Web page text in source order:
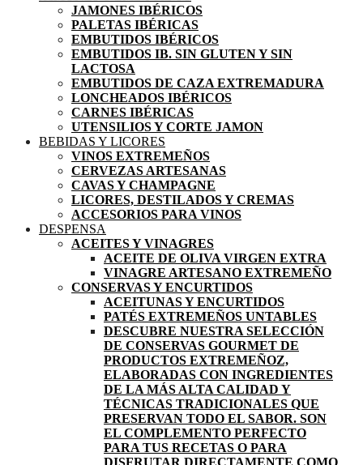
JAMONES IBÉRICOS
PALETAS IBÉRICAS
EMBUTIDOS IBÉRICOS
EMBUTIDOS IB. SIN GLUTEN Y SIN
LACTOSA
EMBUTIDOS DE CAZA EXTREMADURA
LONCHEADOS IBÉRICOS
CARNES IBÉRICAS
UTENSILIOS Y CORTE JAMON
BEBIDAS Y LICORES
VINOS EXTREMEÑOS
CERVEZAS ARTESANAS
CAVAS Y CHAMPAGNE
LICORES, DESTILADOS Y CREMAS
ACCESORIOS PARA VINOS
DESPENSA
ACEITES Y VINAGRES
ACEITE DE OLIVA VIRGEN EXTRA
VINAGRE ARTESANO EXTREMEÑO
CONSERVAS Y ENCURTIDOS
ACEITUNAS Y ENCURTIDOS
PATÉS EXTREMEÑOS UNTABLES
DESCUBRE NUESTRA SELECCIÓN
DE CONSERVAS GOURMET DE
PRODUCTOS EXTREMEÑOZ,
ELABORADAS CON INGREDIENTES
DE LA MÁS ALTA CALIDAD Y
TÉCNICAS TRADICIONALES QUE
PRESERVAN TODO EL SABOR. SON
EL COMPLEMENTO PERFECTO
PARA TUS RECETAS O PARA
DISFRUTAR DIRECTAMENTE COMO